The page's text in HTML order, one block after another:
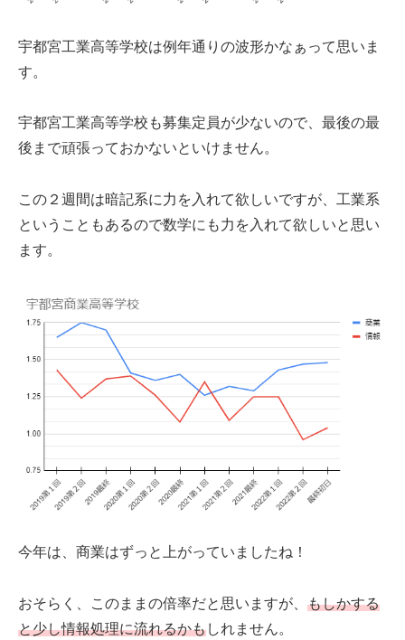
宇都宮工業高等学校は例年通りの波形かなぁって思いま
す。
宇都宮工業高等学校も募集定員が少ないので、最後の最
後まで頑張っておかないといけません。
この２週間は暗記系に力を入れて欲しいですが、工業系
ということもあるので数学にも力を入れて欲しいと思い
ます。
今年は、商業はずっと上がっていましたね！
おそらく、このままの倍率だと思いますが、 もしかする
と少し情報処理に流れるかもしれません。